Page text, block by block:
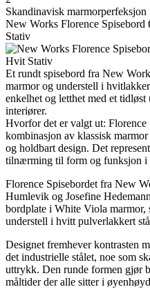
Skandinavisk marmorperfeksjon
New Works Florence
Stativ
Et rundt spisebord fra New
marmor og understell i
enkelhet og letthet med et
interiører.
Hvorfor det er valgt ut: Florence
kombinasjon av klassisk
og holdbart design. Det
tilnærming til form og funksjon i
Florence Spisebordet fra New
Humlevik og Josefine
bordplate i White Viola marmor,
understell i hvitt pulverlakkert
Designet fremhever kontrasten
det industrielle stålet, noe som
uttrykk. Den runde formen gjør
måltider der alle sitter i